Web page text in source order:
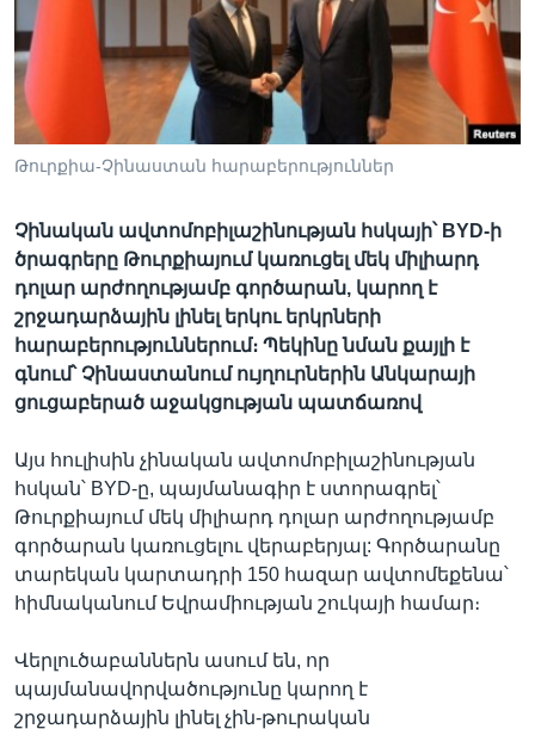
Լեզուներ
Թուրքիա-Չինաստան հարաբերություններ
Չինական ավտոմոբիլաշինության հսկայի՝ BYD-ի
ծրագրերը Թուրքիայում կառուցել մեկ միլիարդ
դոլար արժողությամբ գործարան, կարող է
շրջադարձային լինել երկու երկրների
հարաբերություններում։ Պեկինը նման քայլի է
գնում՝ Չինաստանում ույղուրներին Անկարայի
ցուցաբերած աջակցության պատճառով
Այս հուլիսին չինական ավտոմոբիլաշինության
հսկան՝ BYD-ը, պայմանագիր է ստորագրել՝
Թուրքիայում մեկ միլիարդ դոլար արժողությամբ
գործարան կառուցելու վերաբերյալ: Գործարանը
տարեկան կարտադրի 150 հազար ավտոմեքենա՝
հիմնականում Եվրամիության շուկայի համար։
Վերլուծաբաններն ասում են, որ
պայմանավորվածությունը կարող է
շրջադարձային լինել չին-թուրական